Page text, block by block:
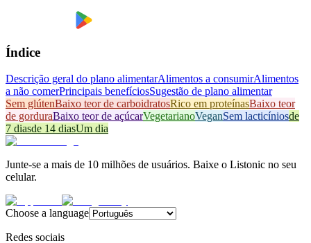
Índice
Descrição geral do plano alimentarAlimentos a consumirAlimentos
a não comerPrincipais benefíciosSugestão de plano alimentar
Sem glútenBaixo teor de carboidratosRico em proteínasBaixo teor
de gorduraBaixo teor de açúcarVegetarianoVeganSem lacticíniosde
7 diasde 14 diasUm dia
Junte-se a mais de 10 milhões de usuários. Baixe o Listonic no seu
celular.
Choose a language
Redes sociais